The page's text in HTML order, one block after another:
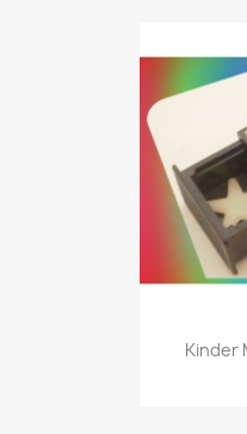

Kinder